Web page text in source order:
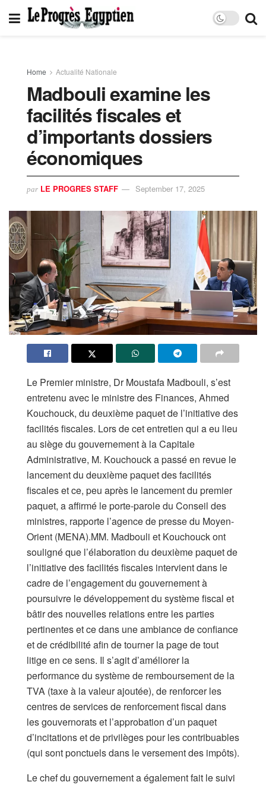
Home Actualité Nationale
Madbouli examine les
facilités fiscales et
d’importants dossiers
économiques
par LE PROGRES STAFF September 17, 2025
Le Premier ministre, Dr Moustafa Madbouli, s’est
entretenu avec le ministre des Finances, Ahmed
Kouchouck, du deuxième paquet de l’initiative des
facilités fiscales. Lors de cet entretien qui a eu lieu
au siège du gouvernement à la Capitale
Administrative, M. Kouchouck a passé en revue le
lancement du deuxième paquet des facilités
fiscales et ce, peu après le lancement du premier
paquet, a affirmé le porte-parole du Conseil des
ministres, rapporte l’agence de presse du Moyen-
Orient (MENA).MM. Madbouli et Kouchouck ont
souligné que l’élaboration du deuxième paquet de
l’initiative des facilités fiscales intervient dans le
cadre de l’engagement du gouvernement à
poursuivre le développement du système fiscal et
bâtir des nouvelles relations entre les parties
pertinentes et ce dans une ambiance de confiance
et de crédibilité afin de tourner la page de tout
litige en ce sens. Il s’agit d’améliorer la
performance du système de remboursement de la
TVA (taxe à la valeur ajoutée), de renforcer les
centres de services de renforcement fiscal dans
les gouvernorats et l’approbation d’un paquet
d’incitations et de privilèges pour les contribuables
(qui sont ponctuels dans le versement des impôts).
Le chef du gouvernement a également fait le suivi